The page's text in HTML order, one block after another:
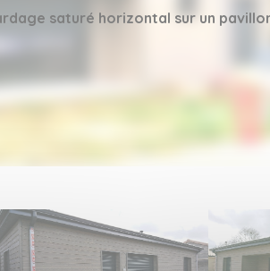
saturé horizontal sur un